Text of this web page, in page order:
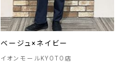
ベージュ×ネイビー
イオンモールKYOTO店